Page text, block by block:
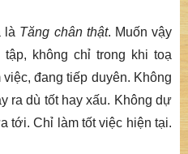
là Tăng chân thật. Muốn vậy
không chỉ trong khi toạ
đang tiếp duyên. Không
ra dù tốt hay xấu. Không dự
tới. Chỉ làm tốt việc hiện tại.